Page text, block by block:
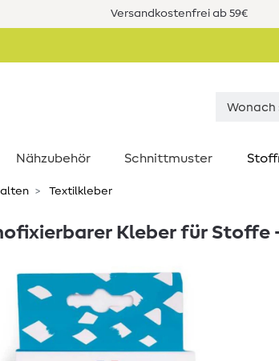
Versandkostenfrei ab 59€
Nähzubehör Schnittmuster
Textilkleber
Kleber für Stoffe